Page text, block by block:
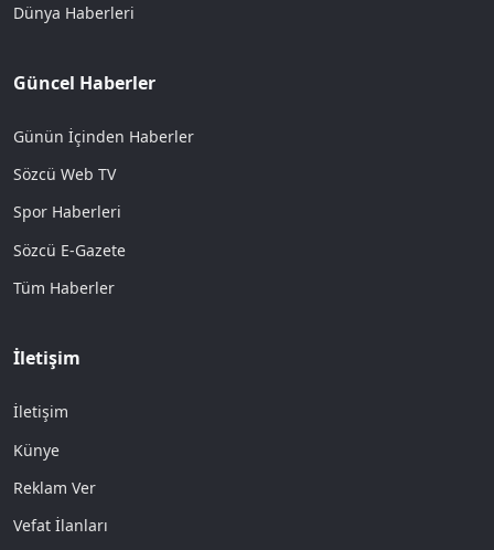
Dünya Haberleri
Güncel Haberler
Günün İçinden Haberler
Sözcü Web TV
Spor Haberleri
Sözcü E-Gazete
Tüm Haberler
İletişim
İletişim
Künye
Reklam Ver
Vefat İlanları